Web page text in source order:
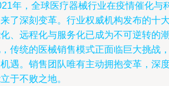
年，全球医疗器械行业在疫情催化与
了深刻变革。行业权威机构发布的十
、远程化与服务化已成为不可逆转的
传统的医械销售模式正面临巨大挑战
遇。销售团队唯有主动拥抱变革，深
于不败之地。